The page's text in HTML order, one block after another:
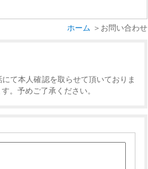
ホーム お問い合わせ
て本人確認を取らせて頂いておりま
。予めご了承ください。